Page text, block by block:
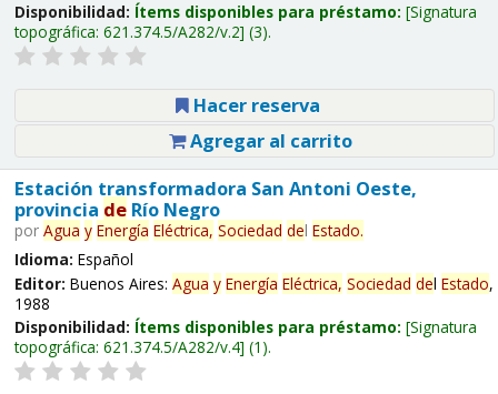
Disponibilidad: Ítems disponibles para préstamo: Signatura
topográfica: 621.374.5/A282/v.2 (3).
Hacer reserva
Agregar al carrito
Estación transformadora San Antoni Oeste,
provincia deRío Negro
por Agua y Energía Eléctrica, Sociedad del Estado.
Idioma: Español
Editor: Buenos Aires: Agua y Energía Eléctrica, Sociedad del Estado,
1988
Disponibilidad: Ítems disponibles para préstamo: Signatura
topográfica: 621.374.5/A282/v.4 (1).